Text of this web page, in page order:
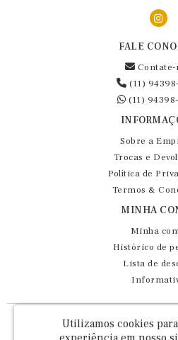
FALE
Contate-
(11)
(11)
Sobre a
Trocas e
Política de
Termos &
MINHA
Minha
Histórico de
Lista de
Fernando Maluhy Cia Ltda -
Rua Dr Euclydes da Cunha, 47 - Brás -
Utilizamos cookies